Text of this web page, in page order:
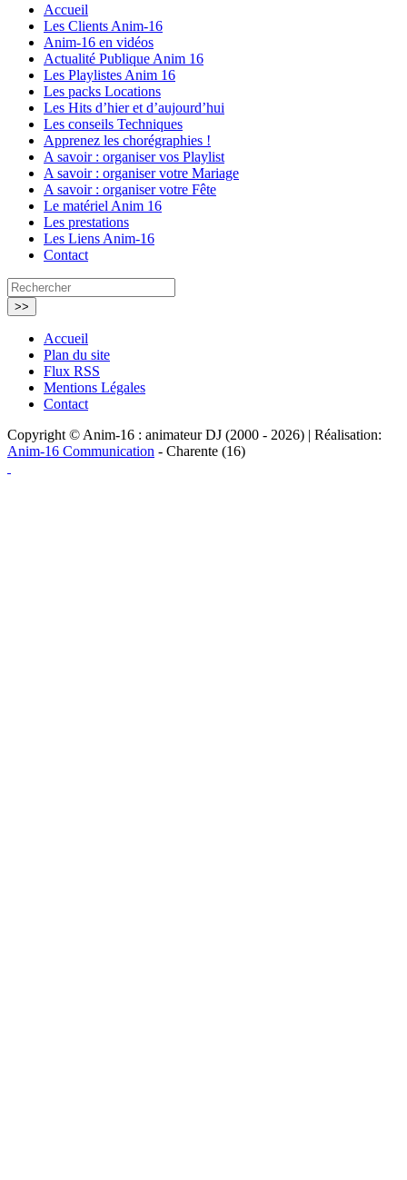
Accueil
Les Clients Anim-16
Anim-16 en vidéos
Actualité Publique Anim 16
Les Playlistes Anim 16
Les packs Locations
Les Hits d’hier et d’aujourd’hui
Les conseils Techniques
Apprenez les chorégraphies !
A savoir : organiser vos Playlist
A savoir : organiser votre Mariage
A savoir : organiser votre Fête
Le matériel Anim 16
Les prestations
Les Liens Anim-16
Contact
Accueil
Plan du site
Flux RSS
Mentions Légales
Contact
Copyright © Anim-16 : animateur DJ (2000 - 2026) | Réalisation:
Anim-16 Communication - Charente (16)